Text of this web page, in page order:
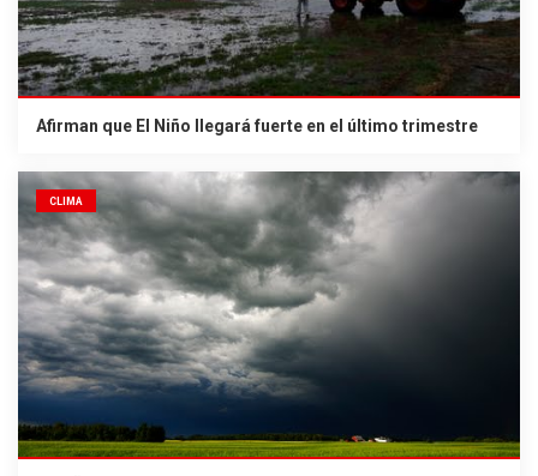
Afirman que El Niño llegará fuerte en el último trimestre
CLIMA